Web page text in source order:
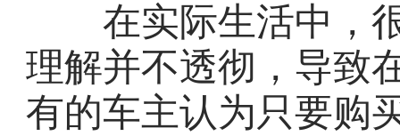
在实际生活中，很
理解并不透彻，导致
有的车主认为只要购